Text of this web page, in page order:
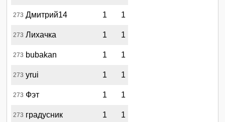
273 Дмитрий14 1 1
273 Лихачка 1 1
273 bubakan 1 1
273 yrui 1 1
273 Фэт 1 1
273 градусник 1 1